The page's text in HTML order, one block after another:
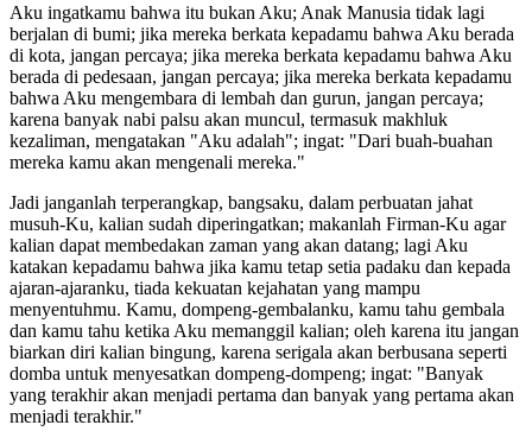
Aku ingatkamu bahwa itu bukan Aku; Anak Manusia tidak lagi
berjalan di bumi; jika mereka berkata kepadamu bahwa Aku berada
di kota, jangan percaya; jika mereka berkata kepadamu bahwa Aku
berada di pedesaan, jangan percaya; jika mereka berkata kepadamu
bahwa Aku mengembara di lembah dan gurun, jangan percaya;
karena banyak nabi palsu akan muncul, termasuk makhluk
kezaliman, mengatakan "Aku adalah"; ingat: "Dari buah-buahan
mereka kamu akan mengenali mereka."
Jadi janganlah terperangkap, bangsaku, dalam perbuatan jahat
musuh-Ku, kalian sudah diperingatkan; makanlah Firman-Ku agar
kalian dapat membedakan zaman yang akan datang; lagi Aku
katakan kepadamu bahwa jika kamu tetap setia padaku dan kepada
ajaran-ajaranku, tiada kekuatan kejahatan yang mampu
menyentuhmu. Kamu, dompeng-gembalanku, kamu tahu gembala
dan kamu tahu ketika Aku memanggil kalian; oleh karena itu jangan
biarkan diri kalian bingung, karena serigala akan berbusana seperti
domba untuk menyesatkan dompeng-dompeng; ingat: "Banyak
yang terakhir akan menjadi pertama dan banyak yang pertama akan
menjadi terakhir."